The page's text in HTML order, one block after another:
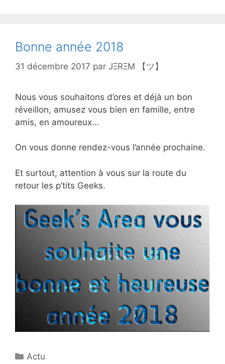
Bonne année 2018
31 décembre 2017 par JΞRΞM 【ツ】
Nous vous souhaitons d’ores et déjà un bon
réveillon, amusez vous bien en famille, entre
amis, en amoureux…
On vous donne rendez-vous l’année prochaine.
Et surtout, attention à vous sur la route du
retour les p’tits Geeks.
Catégories
Actu